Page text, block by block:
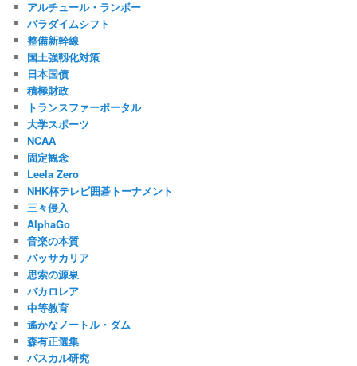
アルチュール・ランボー
パラダイムシフト
整備新幹線
国土強靱化対策
日本国債
積極財政
トランスファーポータル
大学スポーツ
NCAA
固定観念
Leela Zero
NHK杯テレビ囲碁トーナメント
三々侵入
AlphaGo
音楽の本質
パッサカリア
思索の源泉
バカロレア
中等教育
遙かなノートル・ダム
森有正選集
パスカル研究